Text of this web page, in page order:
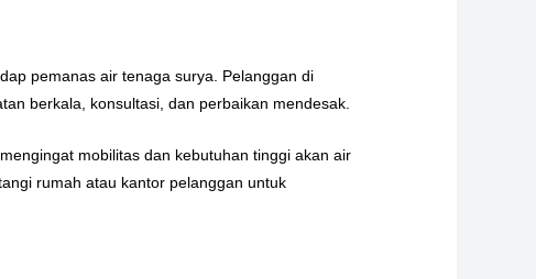
pemanas air tenaga surya. Pelanggan di
berkala, konsultasi, dan perbaikan mendesak.
mobilitas dan kebutuhan tinggi akan air
rumah atau kantor pelanggan untuk